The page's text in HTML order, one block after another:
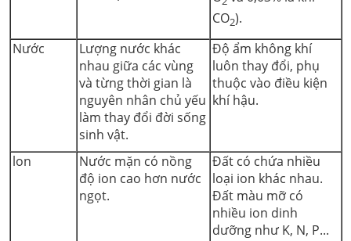
CO2).
Nước
Lượng nước khác
nhau giữa các vùng
và từng thời gian là
nguyên nhân chủ yếu
làm thay đổi đời sống
sinh vật.
Độ ẩm không khí
luôn thay đổi, phụ
thuộc vào điều kiện
khí hậu.
lon
Nước mặn có nồng
độ ion cao hơn nước
ngọt.
Đất có chứa nhiều
loại ion khác nhau.
Đất màu mỡ có
nhiều ion dinh
dưỡng như K, N, P...